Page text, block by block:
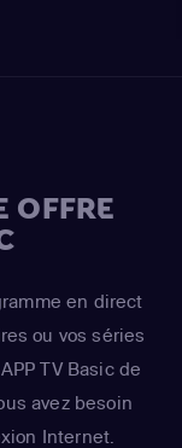
OFFRE
en direct
ou vos séries
TV Basic de
avez besoin
Internet.